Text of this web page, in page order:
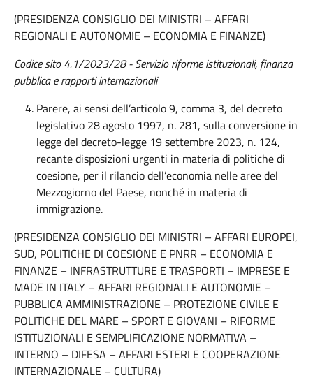
(PRESIDENZA CONSIGLIO DEI MINISTRI – AFFARI
REGIONALI E AUTONOMIE – ECONOMIA E FINANZE)
Codice sito 4.1/2023/28 - Servizio riforme istituzionali, finanza
pubblica e rapporti internazionali
Parere, ai sensi dell’articolo 9, comma 3, del decreto
legislativo 28 agosto 1997, n. 281, sulla conversione in
legge del decreto-legge 19 settembre 2023, n. 124,
recante disposizioni urgenti in materia di politiche di
coesione, per il rilancio dell’economia nelle aree del
Mezzogiorno del Paese, nonché in materia di
immigrazione.
(PRESIDENZA CONSIGLIO DEI MINISTRI – AFFARI EUROPEI,
SUD, POLITICHE DI COESIONE E PNRR – ECONOMIA E
FINANZE – INFRASTRUTTURE E TRASPORTI – IMPRESE E
MADE IN ITALY – AFFARI REGIONALI E AUTONOMIE –
PUBBLICA AMMINISTRAZIONE – PROTEZIONE CIVILE E
POLITICHE DEL MARE – SPORT E GIOVANI – RIFORME
ISTITUZIONALI E SEMPLIFICAZIONE NORMATIVA –
INTERNO – DIFESA – AFFARI ESTERI E COOPERAZIONE
INTERNAZIONALE – CULTURA)